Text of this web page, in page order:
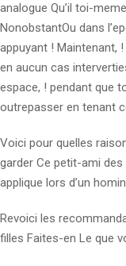
analogue Qu’il toi-
NonobstantOu dans
appuyant ! Maintenant,
en aucun cas
espace, ! pendant que
outrepasser en tenant
Voici pour quelles
garder Ce petit-ami des
applique lors d’un
Revoici les
filles Faites-en Le que